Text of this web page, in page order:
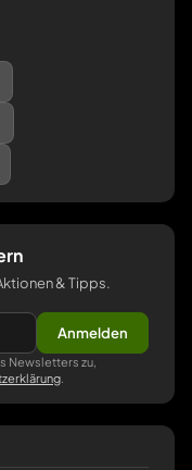
& Tipps.
Anmelden
Newsletters zu,